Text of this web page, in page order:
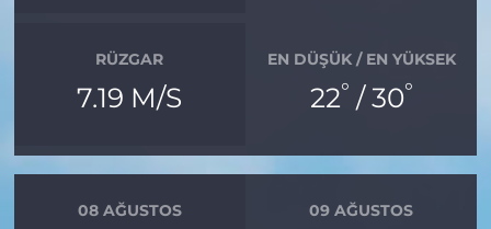
RÜZGAR
7.19 M/S
EN DÜŞÜK / EN YÜKSEK
22° / 30°
08 AĞUSTOS
09 AĞUSTOS